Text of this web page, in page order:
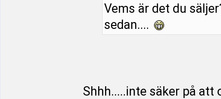
Vems är det du
sedan....
Shhh.....inte säker på